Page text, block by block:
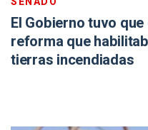
El Gobierno tuvo
reforma que
tierras incendiadas